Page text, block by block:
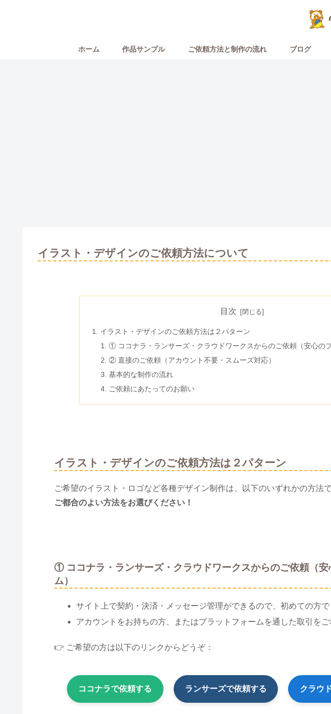
ホーム 作品サンプル ご依頼方法と制作の流れ ブログ
イラスト・デザインのご依頼方法について
目次
イラスト・デザインのご依頼方法は２パターン
① ココナラ・ランサーズ・クラウドワークスからのご依頼（安心の
② 直接のご依頼（アカウント不要・スムーズ対応）
基本的な制作の流れ
ご依頼にあたってのお願い
イラスト・デザインのご依頼方法は２パターン
ご希望のイラスト・ロゴなど各種デザイン制作は、以下のいずれかの方法
ご都合のよい方法をお選びください！
① ココナラ・ランサーズ・クラウドワークスからのご依頼（安
ム）
サイト上で契約・決済・メッセージ管理ができるので、初めての方で
アカウントをお持ちの方、またはプラットフォームを通した取引をご
👉 ご希望の方は以下のリンクからどうぞ：
ココナラで依頼する ランサーズで依頼する クラウ